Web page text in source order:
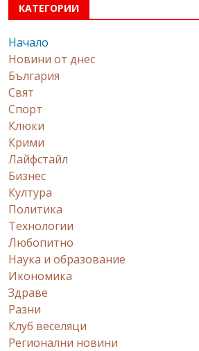
КАТЕГОРИИ
Начало
Новини от днес
България
Свят
Спорт
Клюки
Крими
Лайфстайл
Бизнес
Култура
Политика
Технологии
Любопитно
Наука и образование
Икономика
Здраве
Разни
Клуб веселяци
Регионални новини